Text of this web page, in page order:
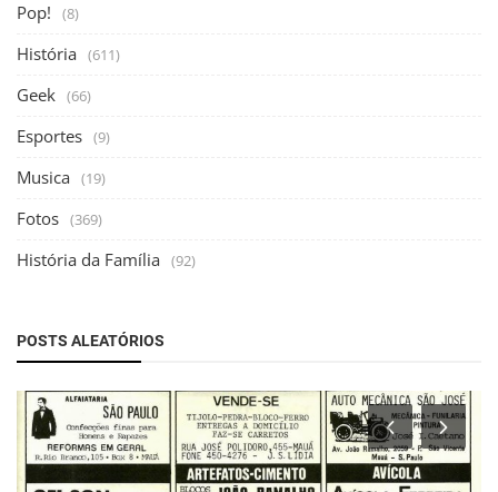
Pop! (8)
História (611)
Geek (66)
Esportes (9)
Musica (19)
Fotos (369)
História da Família (92)
POSTS ALEATÓRIOS